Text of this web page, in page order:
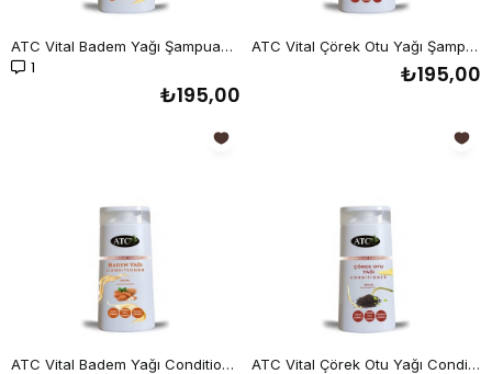
ATC Vital Badem Yağı Şampuan 250 ml
1
₺195,00
ATC Vital Çörek Otu Yağı Şampuan 250 ml
₺195,00
ATC Vital Badem Yağı Conditioner 250 ml ATC Vital Çörek Otu Yağı Conditioner 250 ml